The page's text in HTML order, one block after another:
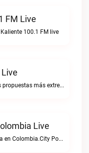
FM Live
100.1 FM live
Sintoniza lo mejor de las propuestas más extremas y virtuosas del metal colombianoNegro Tricolrock live
Live
Música japonesa antigua en Colombia.City Pop Radio Colombia live